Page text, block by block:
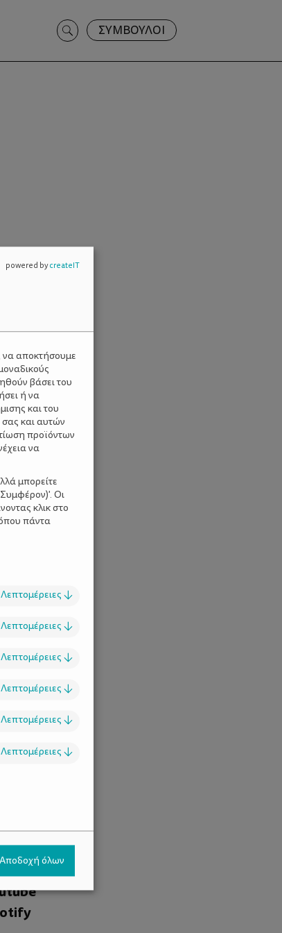
Search
for:
ΣΥΜΒΟΥΛΟΙ
να αποκτήσουμε
βάσει του
ή να
και του
και αυτών
προϊόντων
να
μπορείτε
Οι
κλικ στο
πάντα
Λεπτομέρειες ↓
Λεπτομέρειες ↓
Λεπτομέρειες ↓
Λεπτομέρειες ↓
Λεπτομέρειες ↓
Λεπτομέρειες ↓
Αποδοχή όλων
powered bycreateIT